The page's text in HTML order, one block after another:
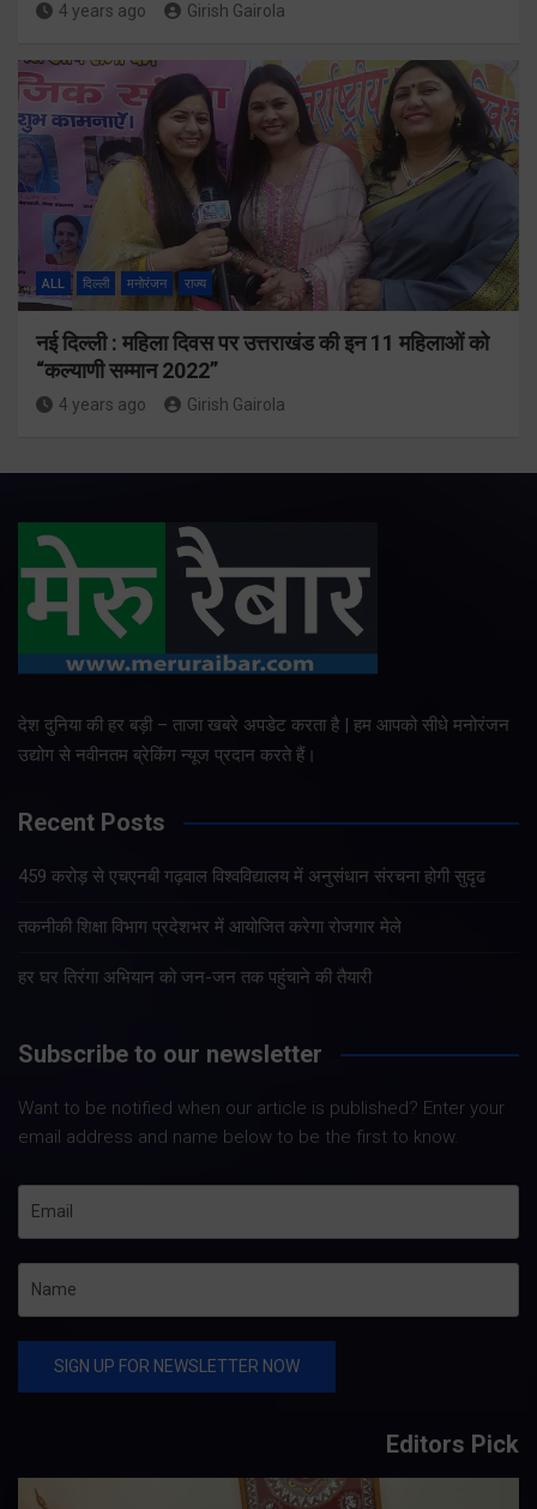
4 years ago Girish Gairola
ALL दिल्ली मनोरंजन राज्य
नई दिल्ली : महिला दिवस पर उत्तराखंड की इन 11 महिलाओं को
“कल्याणी सम्मान 2022”
4 years ago Girish Gairola
देश दुनिया की हर बड़ी – ताजा खबरे अपडेट करता है | हम आपको सीधे मनोरंजन
उद्योग से नवीनतम ब्रेकिंग न्यूज प्रदान करते हैं।
Recent Posts
459 करोड़ से एचएनबी गढ़वाल विश्वविद्यालय में अनुसंधान संरचना होगी सुदृढ
तकनीकी शिक्षा विभाग प्रदेशभर में आयोजित करेगा रोजगार मेले
हर घर तिरंगा अभियान को जन-जन तक पहुंचाने की तैयारी
Subscribe to our newsletter
Want to be notified when our article is published? Enter your
email address and name below to be the first to know.
Editors Pick